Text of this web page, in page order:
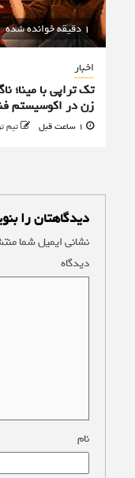
1 دقیقه خوانده شده
اخبار
تک تراپی با مینا؛
زن در اکوسیستم
تیم
دیدگاهتان را
نشانی ایمیل شما
دیدگاه
نام